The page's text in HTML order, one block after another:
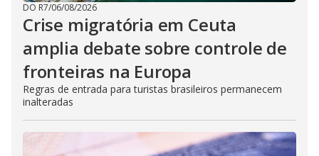
DO R7/06/08/2026
Crise migratória em Ceuta
amplia debate sobre controle de
fronteiras na Europa
Regras de entrada para turistas brasileiros permanecem
inalteradas